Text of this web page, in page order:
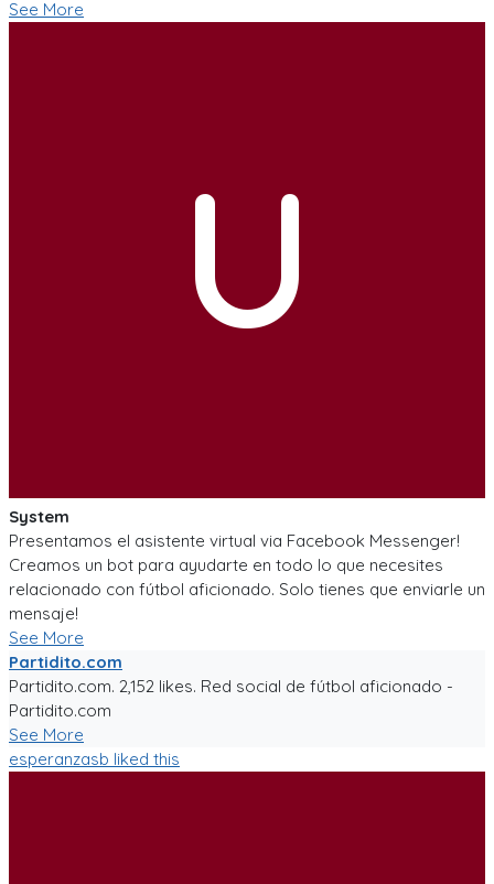
See More
U
System
Presentamos el asistente virtual via Facebook Messenger!
Creamos un bot para ayudarte en todo lo que necesites
relacionado con fútbol aficionado. Solo tienes que enviarle un
mensaje!
See More
Partidito.com
Partidito.com. 2,152 likes. Red social de fútbol aficionado -
Partidito.com
See More
esperanzasb liked this